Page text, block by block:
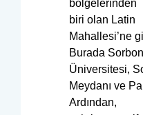
bölgelerinden
biri olan Latin
Mahallesi’ne
Burada
Üniversitesi,
Meydanı ve
Ardından,